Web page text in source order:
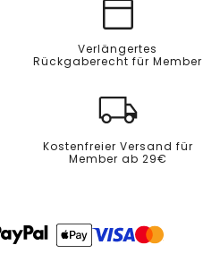
Verlängertes
Rückgaberecht für Member
Kostenfreier Versand für
Member ab 29€